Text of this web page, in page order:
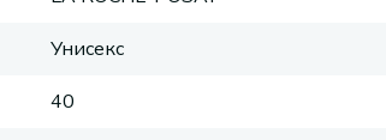
Унисекс
40